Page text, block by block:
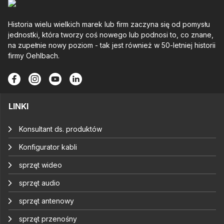
Historia wielu wielkich marek lub firm zaczyna się od pomysłu
jednostki, która tworzy coś nowego lub podnosi to, co znane,
na zupełnie nowy poziom - tak jest również w 50-letniej historii
firmy Oehlbach.
LINKI
Konsultant ds. produktów
Konfigurator kabli
sprzęt wideo
sprzęt audio
sprzęt antenowy
sprzęt przenośny